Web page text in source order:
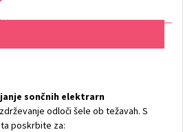
sončnih elektrarn
odloči šele ob težavah. S
poskrbite za: